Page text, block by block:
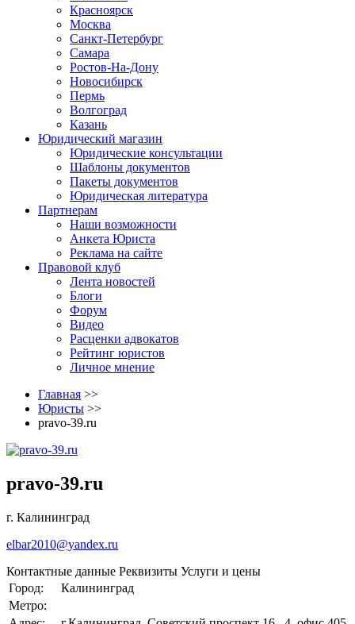
Красноярск
Москва
Санкт-Петербург
Самара
Ростов-На-Дону
Новосибирск
Пермь
Волгоград
Казань
Юридический магазин
Юридические консультации
Шаблоны документов
Пакеты документов
Юридическая литература
Партнерам
Наши возможности
Анкета Юриста
Реклама на сайте
Правовой клуб
Лента новостей
Блоги
Форум
Видео
Расценки адвокатов
Рейтинг юристов
Личное мнение
Главная >>
Юристы >>
pravo-39.ru
pravo-39.ru
г. Калининград
elbar2010@yandex.ru
Контактные данные Реквизиты Услуги и цены
Город:
Калининград
Метро: